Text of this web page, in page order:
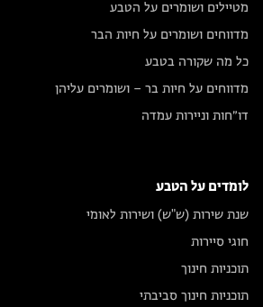
מטיילים ושומרים על הטבע
מדווחים ושומרים על חיות הבר
כל מה שקורה בטבע
מדווחים על חיות בר – ושומרים עליהן
דו״חות וניירות עמדה
לומדים על הטבע
שנת שירות (ש"ש) ושירות לאומי
חוגי סיירות
תוכניות חינוך
תוכניות חינוך סביבתי